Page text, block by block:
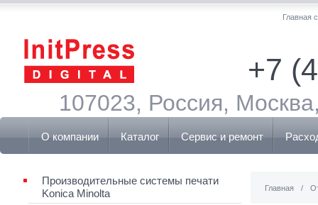
Главная
+7
107023, Россия,
О компании Каталог Сервис и ремонт
Главная /
Производительные системы печати
Konica Minolta